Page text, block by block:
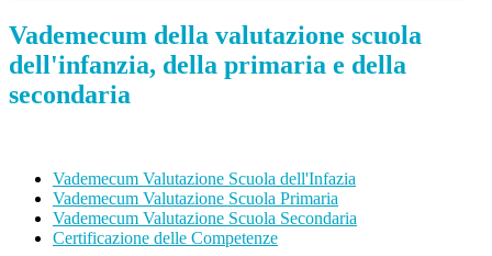
Vademecum della valutazione scuola
dell'infanzia, della primaria e della
secondaria
Vademecum Valutazione Scuola dell'Infazia
Vademecum Valutazione Scuola Primaria
Vademecum Valutazione Scuola Secondaria
Certificazione delle Competenze